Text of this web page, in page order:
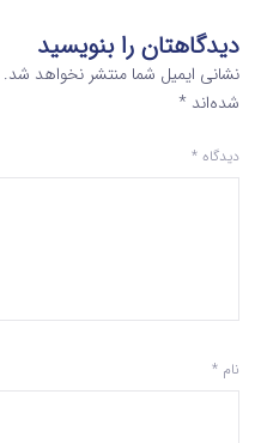
دیدگاهتان را بنویسید
نشانی ایمیل شما منتشر نخواهد شد.
شده‌اند *
دیدگاه *
نام *